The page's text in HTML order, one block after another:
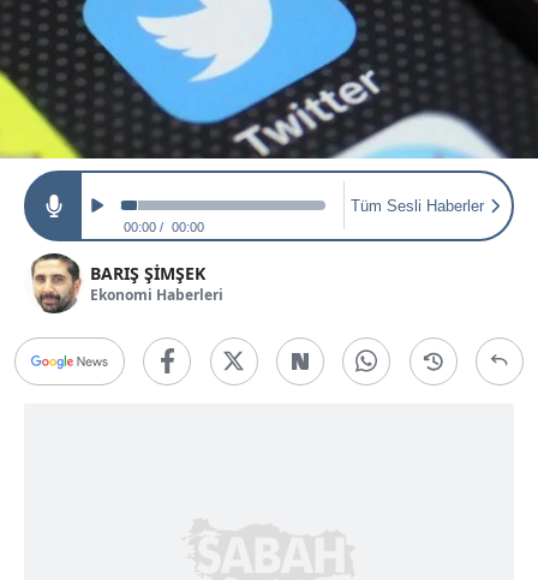
00:00 00:00
Tüm Sesli Haberler
BARIŞ ŞİMŞEK
Ekonomi Haberleri